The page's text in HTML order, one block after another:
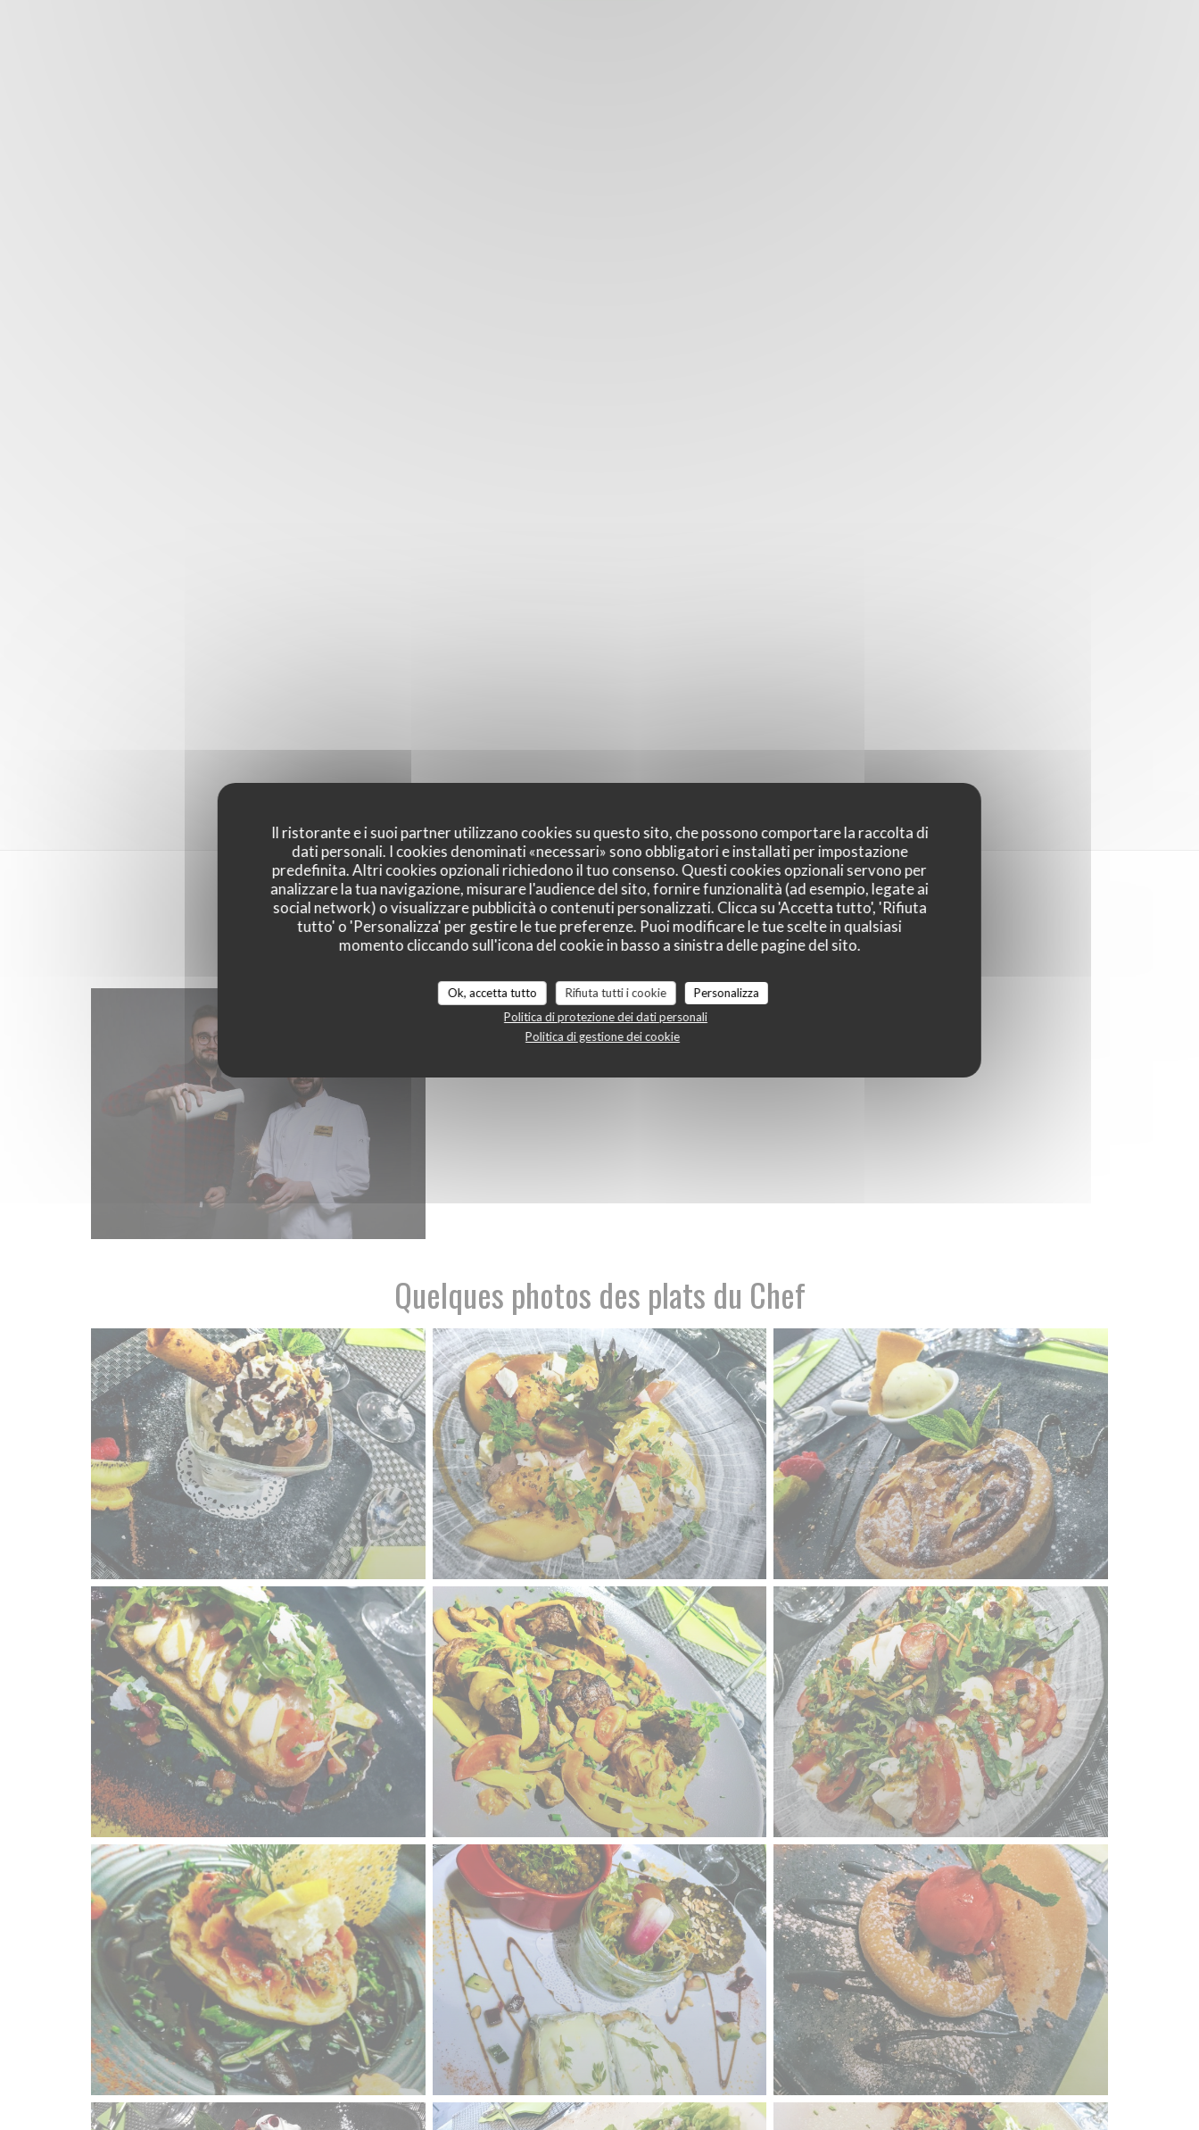
Il ristorante e i suoi partner utilizzano cookies su questo sito, che possono comportare la raccolta di
dati personali. I cookies denominati «necessari» sono obbligatori e installati per impostazione
predefinita. Altri cookies opzionali richiedono il tuo consenso. Questi cookies opzionali servono per
analizzare la tua navigazione, misurare l'audience del sito, fornire funzionalità (ad esempio, legate ai
social network) o visualizzare pubblicità o contenuti personalizzati. Clicca su 'Accetta tutto', 'Rifiuta
tutto' o 'Personalizza' per gestire le tue preferenze. Puoi modificare le tue scelte in qualsiasi
momento cliccando sull'icona del cookie in basso a sinistra delle pagine del sito.
Ok, accetta tutto Rifiuta tutti i cookie
Personalizza
Politica di protezione dei dati personali
Politica di gestione dei cookie
L'équipe
Quelques photos des plats du Chef